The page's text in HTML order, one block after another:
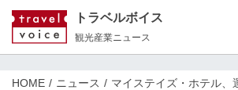
トラベルボイス
観光産業ニュース
HOME ニュース マイステイズ・ホテル